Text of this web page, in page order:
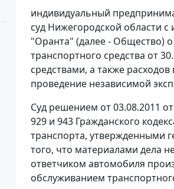
индивидуальный
суд Нижегородской области
"Оранта" (далее - Общество)
транспортного средства от
средствами, а также
проведение независимой
Суд решением от 03.08.2011
929 и 943 Гражданского
транспорта, утвержденными
того, что материалами дела
ответчиком автомобиля
обслуживанием